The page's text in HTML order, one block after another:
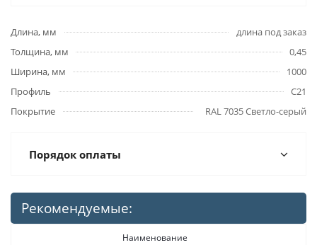
Длина, мм
длина под заказ
Толщина, мм
0,45
Ширина, мм
1000
Профиль
С21
Покрытие
RAL 7035 Светло-серый
Порядок оплаты
Рекомендуемые:
Наименование